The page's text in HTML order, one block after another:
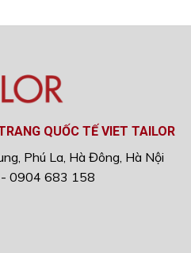
QUỐC TẾ VIET TAILOR
Phú La, Hà Đông, Hà Nội
0904 683 158